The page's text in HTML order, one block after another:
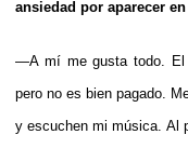
ansiedad por aparecer
—A mí me gusta todo. El
pero no es bien pagado.
y escuchen mi música. Al